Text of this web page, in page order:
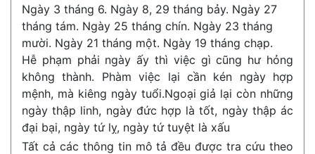
Ngày 3 tháng 6. Ngày 8, 29 tháng bảy. Ngày 27
tháng tám. Ngày 25 tháng chín. Ngày 23 tháng
mười. Ngày 21 tháng một. Ngày 19 tháng chạp.
Hễ phạm phải ngày ấy thì việc gì cũng hư hỏng
không thành. Phàm việc lại cần kén ngày hợp
mệnh, mà kiêng ngày tuổi.Ngoại giả lại còn những
ngày thập linh, ngày đức hợp là tốt, ngày thập ác
đại bại, ngày tứ lỵ, ngày tứ tuyệt là xấu
Tất cả các thông tin mô tả đều được tra cứu theo